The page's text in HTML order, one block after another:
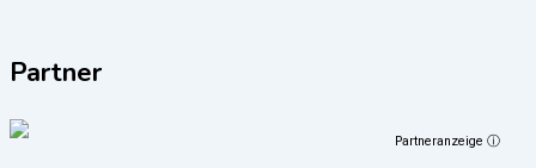
Partner
Partneranzeige ⓘ